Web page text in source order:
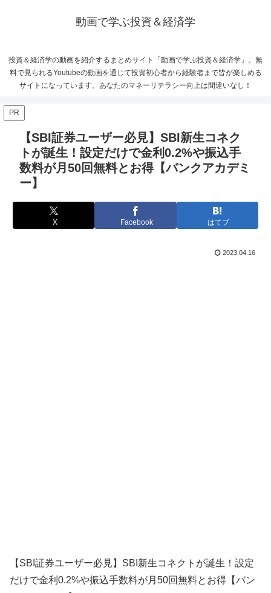
動画で学ぶ投資＆経済学
投資＆経済学の動画を紹介するまとめサイト「動画で学ぶ投資＆経済学」。無
料で見られるYoutubeの動画を通じて投資初心者から経験者まで皆が楽しめる
サイトになっています。あなたのマネーリテラシー向上は間違いなし！
PR
【SBI証券ユーザー必見】SBI新生コネク
トが誕生！設定だけで金利0.2%や振込手
数料が月50回無料とお得【バンクアカデミ
ー】
X Facebook はてブ
2023.04.16
【SBI証券ユーザー必見】SBI新生コネクトが誕生！設定
だけで金利0.2%や振込手数料が月50回無料とお得【バン